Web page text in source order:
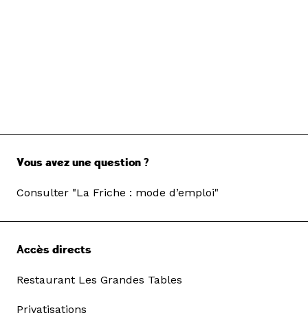
Vous avez une question ?
Consulter "La Friche : mode d’emploi"
Accès directs
Restaurant Les Grandes Tables
Privatisations